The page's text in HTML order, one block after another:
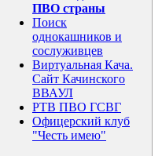
ПВО страны
Поиск
однокашников и
сослуживцев
Виртуальная Кача.
Сайт Качинского
ВВАУЛ
РТВ ПВО ГСВГ
Офицерский клуб
"Честь имею"